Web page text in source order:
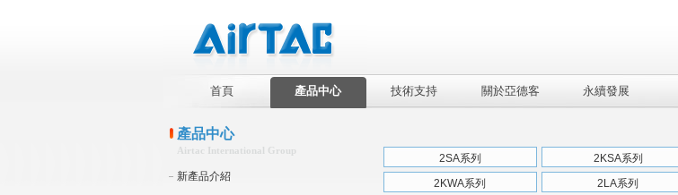
首頁 產品中心 技術支持 關於亞德客 永續發展
產品中心
Airtac International Group
新產品介紹
2SA系列 2KSA系列
2KWA系列
2LA系列